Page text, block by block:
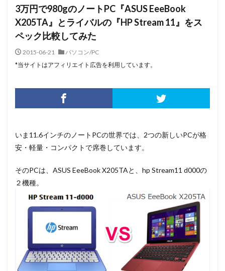
3万円で980gのノートPC『ASUS EeeBook
X205TA』とライバルの『HP Stream 11』をス
ペック比較してみた
2015-06-21
パソコン/PC
*当サイトはアフィリエイト広告を利用しています。
いま11.6インチのノートPCの世界では、2つの新しいPCが格
安・軽量・コンパクトで席巻しています。
そのPCは、ASUS EeeBook X205TAと、hp Stream11 d000の
２機種。